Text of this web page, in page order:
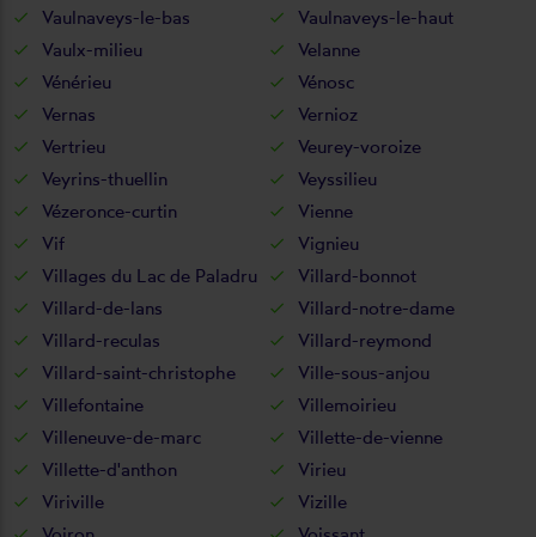
Vaulnaveys-le-bas
Vaulnaveys-le-haut
Vaulx-milieu
Velanne
Vénérieu
Vénosc
Vernas
Vernioz
Vertrieu
Veurey-voroize
Veyrins-thuellin
Veyssilieu
Vézeronce-curtin
Vienne
Vif
Vignieu
Villages du Lac de Paladru
Villard-bonnot
Villard-de-lans
Villard-notre-dame
Villard-reculas
Villard-reymond
Villard-saint-christophe
Ville-sous-anjou
Villefontaine
Villemoirieu
Villeneuve-de-marc
Villette-de-vienne
Villette-d'anthon
Virieu
Viriville
Vizille